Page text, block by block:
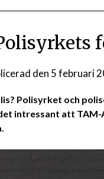
den 5 februari
Polisyrket och
intressant att